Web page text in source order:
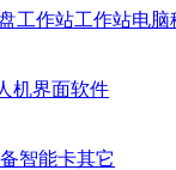
工作站工作站电脑
机界面软件
智能卡其它